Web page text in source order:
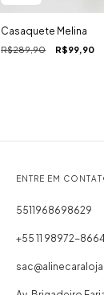
Casaquete Melina
R$289,90 R$99,90
ENTRE EM
5511968698629
+55 11 98972-